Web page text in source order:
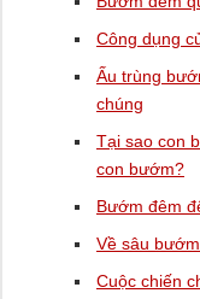
Công dụng
Ấu trùng
chúng
Tại sao con
con bướm?
Bướm đêm
Về sâu
Cuộc chiến